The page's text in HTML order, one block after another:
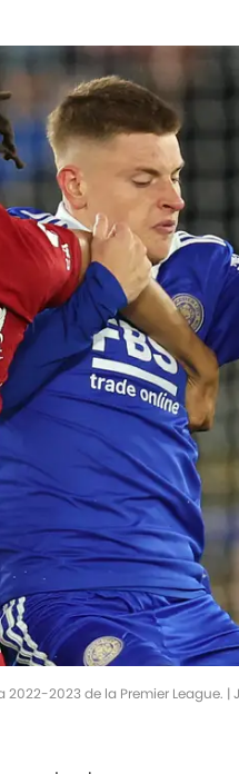
2023 de la Premier League.